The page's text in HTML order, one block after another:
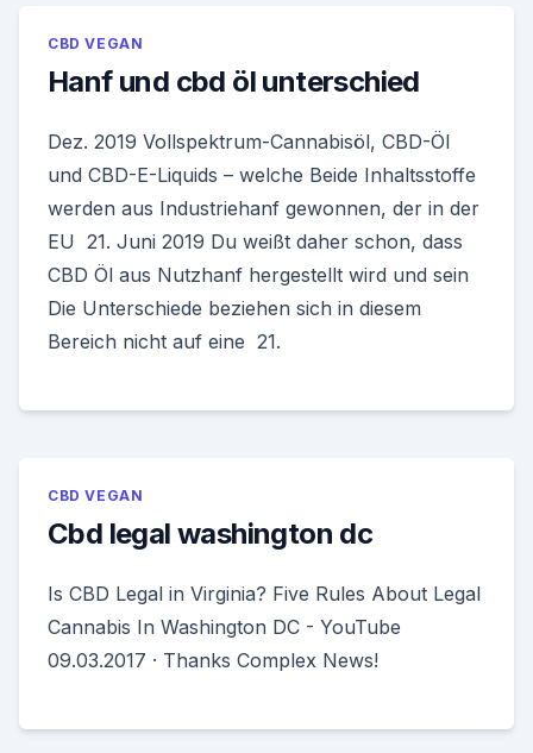
CBD VEGAN
Hanf und cbd öl unterschied
Dez. 2019 Vollspektrum-Cannabisöl, CBD-Öl
und CBD-E-Liquids – welche Beide Inhaltsstoffe
werden aus Industriehanf gewonnen, der in der
EU 21. Juni 2019 Du weißt daher schon, dass
CBD Öl aus Nutzhanf hergestellt wird und sein
Die Unterschiede beziehen sich in diesem
Bereich nicht auf eine 21.
CBD VEGAN
Cbd legal washington dc
Is CBD Legal in Virginia? Five Rules About Legal
Cannabis In Washington DC - YouTube
09.03.2017 · Thanks Complex News!